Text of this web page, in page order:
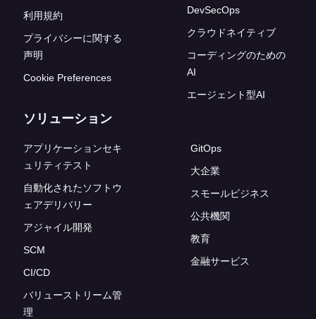
利用規約
プライバシーに関する
声明
Cookie Preferences
DevSecOps
クラウドネイティブ
コーディングのための
AI
エージェント型AI
ソリューション
アプリケーションセキ
ュリティテスト
自動化されたソフトウ
ェアデリバリー
アジャイル開発
SCM
CI/CD
バリューストリーム管
理
GitOps
大企業
スモールビジネス
公共機関
教育
金融サービス